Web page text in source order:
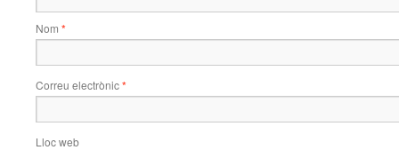
Nom *
Correu electrònic*
Lloc web